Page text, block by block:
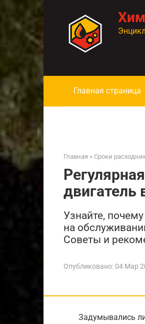
контенту
Главная страница
Главная » Сроки
двигатель
Узнайте,
на
Советы и
Опубликовано: 04 Мар
Задумывались